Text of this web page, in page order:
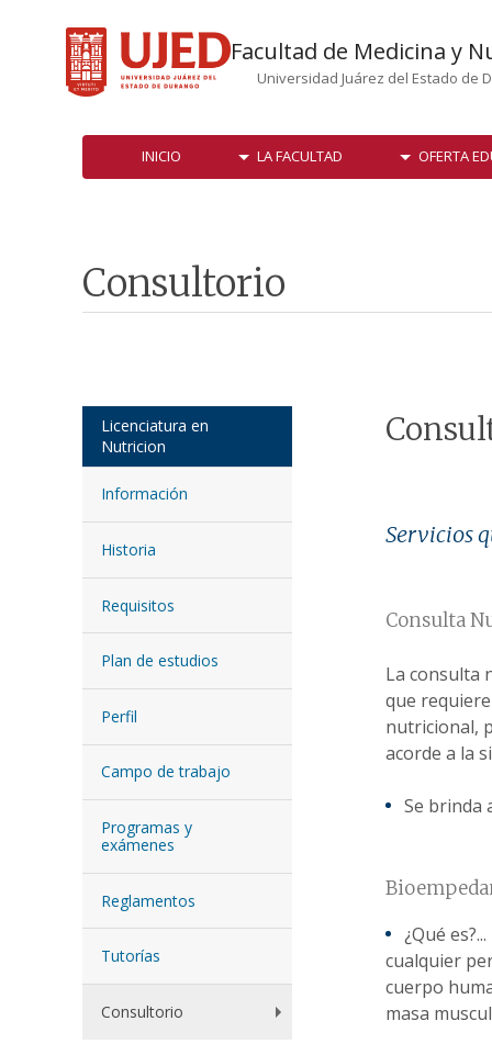
Facultad de Medicina y
Universidad Juárez del Estado de
INICIO LA FACULTAD OFERTA
Consultorio
Licenciatura en
Nutricion
Información
Historia
Requisitos
Plan de estudios
Perfil
Campo de trabajo
Programas y
exámenes
Reglamentos
Tutorías
Consultorio
Servicios
Consulta
La consulta
que
nutricional,
acorde a la
Se brinda
¿Qué
cualquier
cuerpo
masa